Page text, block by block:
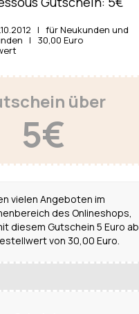
| für Neukunden und
| 30,00 Euro
über
5€
vielen Angeboten im
des Onlineshops,
diesem Gutschein 5 Euro ab
von 30,00 Euro.